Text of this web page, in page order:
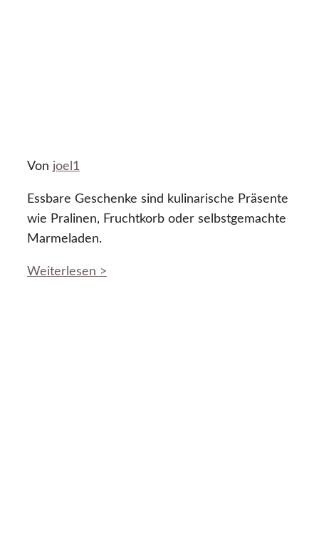
Von joel1
Essbare Geschenke sind kulinarische Präsente
wie Pralinen, Fruchtkorb oder selbstgemachte
Marmeladen.
Weiterlesen >